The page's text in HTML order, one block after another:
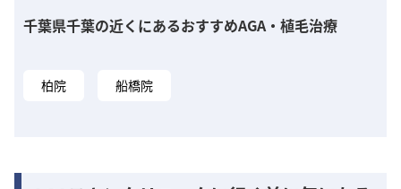
千葉県千葉の近くにあるおすすめAGA・植毛治療
柏院 船橋院